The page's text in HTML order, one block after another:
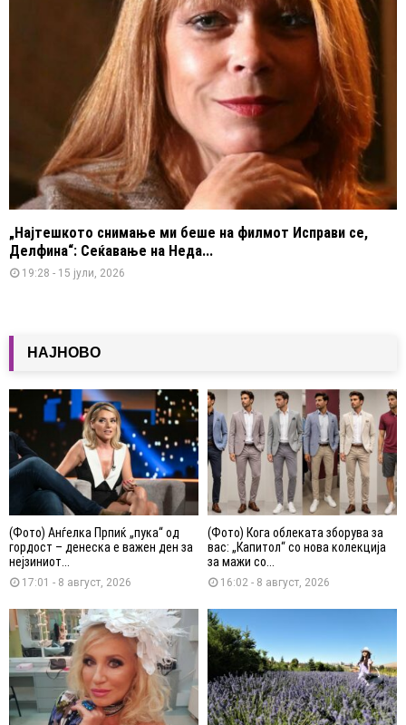
„Најтешкото снимање ми беше на филмот Исправи се,
Делфина“: Сеќавање на Неда...
19:28 - 15 јули, 2026
НАЈНОВО
(Фото) Анѓелка Прпиќ „пука“ од
гордост – денеска е важен ден за
нејзиниот...
17:01 - 8 август, 2026
(Фото) Кога облеката зборува за
вас: „Капитол“ со нова колекција
за мажи со...
16:02 - 8 август, 2026